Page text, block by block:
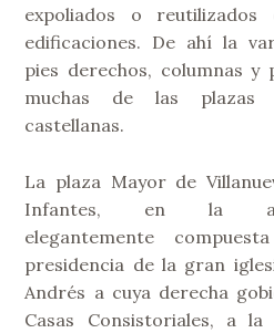
expoliados o reutilizados
edificaciones. De ahí la
pies derechos, columnas y
muchas de las plazas
castellanas.
La plaza Mayor de
Infantes, en la
elegantemente
presidencia de la gran
Andrés a cuya derecha
Casas Consistoriales, a la